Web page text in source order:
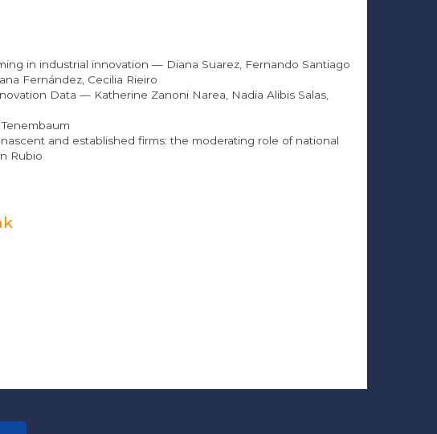
in industrial innovation — Diana Suarez, Fernando Santiago
Fernández, Cecilia Rieiro
Data — Katherine Zanoni Narea, Nadia Alibis Salas,
and established firms: the moderating role of national
Rubio